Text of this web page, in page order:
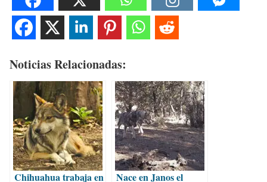
Noticias Relacionadas:
Chihuahua trabaja en
Nace en Janos el